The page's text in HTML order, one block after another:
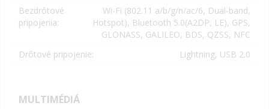
Bezdrôtové
pripojenia:
Wi-Fi (802.11 a/b/g/n/ac/6, Dual-band,
Hotspot), Bluetooth 5.0(A2DP, LE), GPS,
GLONASS, GALILEO, BDS, QZSS, NFC
Drôtové pripojenie:
Lightning, USB 2.0
MULTIMÉDIÁ